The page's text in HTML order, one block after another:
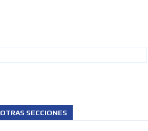
OTRAS SECCIONES